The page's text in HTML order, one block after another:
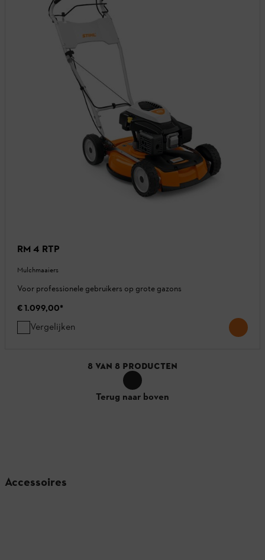
RM 4 RTP
Mulchmaaiers
Voor professionele gebruikers op grote gazons
€ 1.099,00*
Vergelijken
8 VAN 8 PRODUCTEN
Terug naar boven
Accessoires